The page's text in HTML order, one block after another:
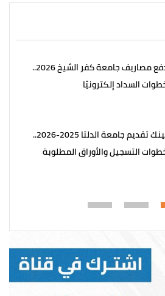
دفع مصاريف جامعة كفر الشيخ 2026..
السداد إلكترونيًا
لينك تقديم جامعة الدلتا 2025-2026..
التسجيل والأوراق المطلوبة